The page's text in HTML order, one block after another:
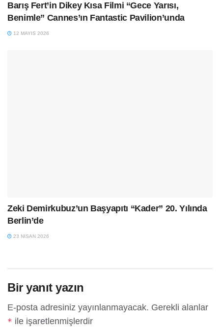
Barış Fert’in Dikey Kısa Filmi “Gece Yarısı,
Benimle” Cannes’ın Fantastic Pavilion’unda
12 MAYIS 2026
Zeki Demirkubuz’un Başyapıtı “Kader” 20. Yılında
Berlin’de
23 NISAN 2026
Bir yanıt yazın
E-posta adresiniz yayınlanmayacak. Gerekli alanlar
* ile işaretlenmişlerdir